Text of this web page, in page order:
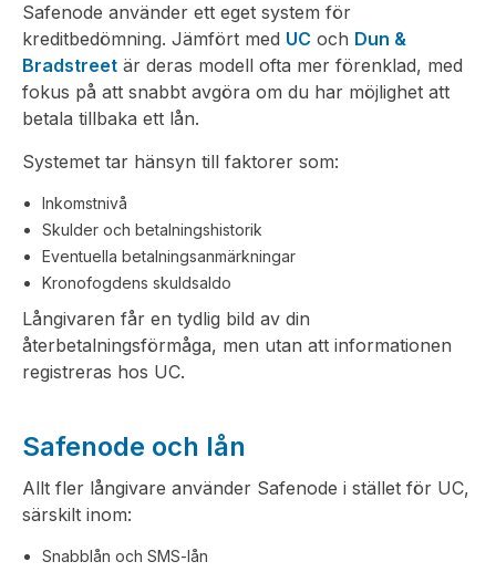
Safenode använder ett eget system för
kreditbedömning. Jämfört med UC och Dun &
Bradstreet är deras modell ofta mer förenklad, med
fokus på att snabbt avgöra om du har möjlighet att
betala tillbaka ett lån.
Systemet tar hänsyn till faktorer som:
Inkomstnivå
Skulder och betalningshistorik
Eventuella betalningsanmärkningar
Kronofogdens skuldsaldo
Långivaren får en tydlig bild av din
återbetalningsförmåga, men utan att informationen
registreras hos UC.
Safenode och lån
Allt fler långivare använder Safenode i stället för UC,
särskilt inom:
Snabblån och SMS-lån